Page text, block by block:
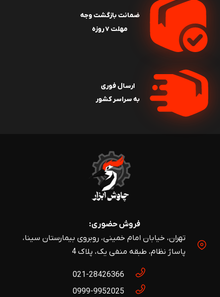
ضمانت بازگشت وجه
مهلت ۷ روزه
ارسال فوری
به سراسر کشور
فروش حضوری:
تهران، خیابان امام خمینی، روبروی بیمارستان سینا،
پاساژ نظام، طبقه منفی یک، پلاک 4
021-28426366
0999-9952025